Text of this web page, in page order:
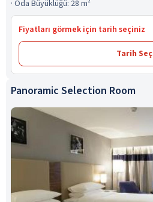
· Oda Büyüklüğü: 28 m²
Fiyatları görmek için tarih seçiniz
Tarih Seç
Panoramic Selection Room